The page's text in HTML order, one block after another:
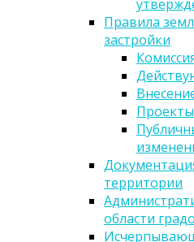
Правила
застройки
территории
области